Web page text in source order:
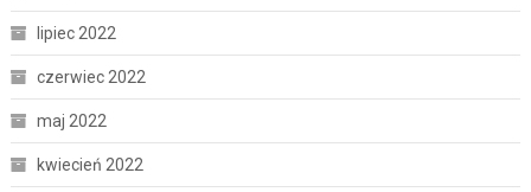
lipiec 2022
czerwiec 2022
maj 2022
kwiecień 2022